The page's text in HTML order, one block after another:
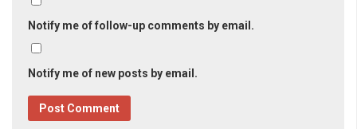
Notify me of follow-up comments by email.
Notify me of new posts by email.